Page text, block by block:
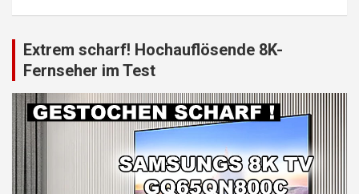
Extrem scharf! Hochauflösende 8K-
Fernseher im Test